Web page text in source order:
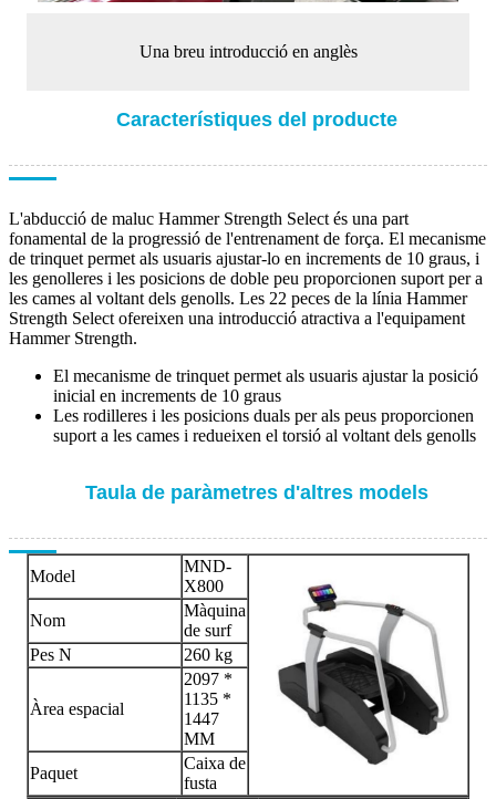
Una breu introducció en anglès
Característiques del producte
L'abducció de maluc Hammer Strength Select és una part
fonamental de la progressió de l'entrenament de força. El mecanisme
de trinquet permet als usuaris ajustar-lo en increments de 10 graus, i
les genolleres i les posicions de doble peu proporcionen suport per a
les cames al voltant dels genolls. Les 22 peces de la línia Hammer
Strength Select ofereixen una introducció atractiva a l'equipament
Hammer Strength.
El mecanisme de trinquet permet als usuaris ajustar la posició
inicial en increments de 10 graus
Les rodilleres i les posicions duals per als peus proporcionen
suport a les cames i redueixen el torsió al voltant dels genolls
Taula de paràmetres d'altres models
Model
MND-
X800
Nom
Màquina
de surf
Pes N
260 kg
Àrea espacial
2097 *
1135 *
1447
MM
Paquet
Caixa de
fusta